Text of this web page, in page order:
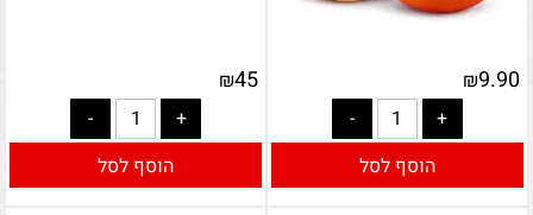
₪9.90
הוסף לסל
₪45
הוסף לסל